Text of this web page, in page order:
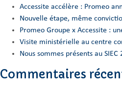
Accessite accélère : Promeo
Nouvelle étape, même
Promeo Groupe x Accessite :
Visite ministérielle au centre
Nous sommes présents au SIEC
Commentaires